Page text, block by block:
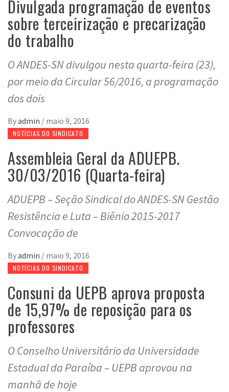
Divulgada programação de eventos
sobre terceirização e precarização
do trabalho
O ANDES-SN divulgou nesta quarta-feira (23),
por meio da Circular 56/2016, a programação
dos dois
Byadmin / maio 9, 2016
NOTÍCIAS DO SINDICATO
Assembleia Geral da ADUEPB.
30/03/2016 (Quarta-feira)
ADUEPB – Seção Sindical do ANDES-SN Gestão
Resistência e Luta – Biênio 2015-2017
Convocação de
Byadmin / maio 9, 2016
NOTÍCIAS DO SINDICATO
Consuni da UEPB aprova proposta
de 15,97% de reposição para os
professores
O Conselho Universitário da Universidade
Estadual da Paraíba – UEPB aprovou na
manhã de hoje